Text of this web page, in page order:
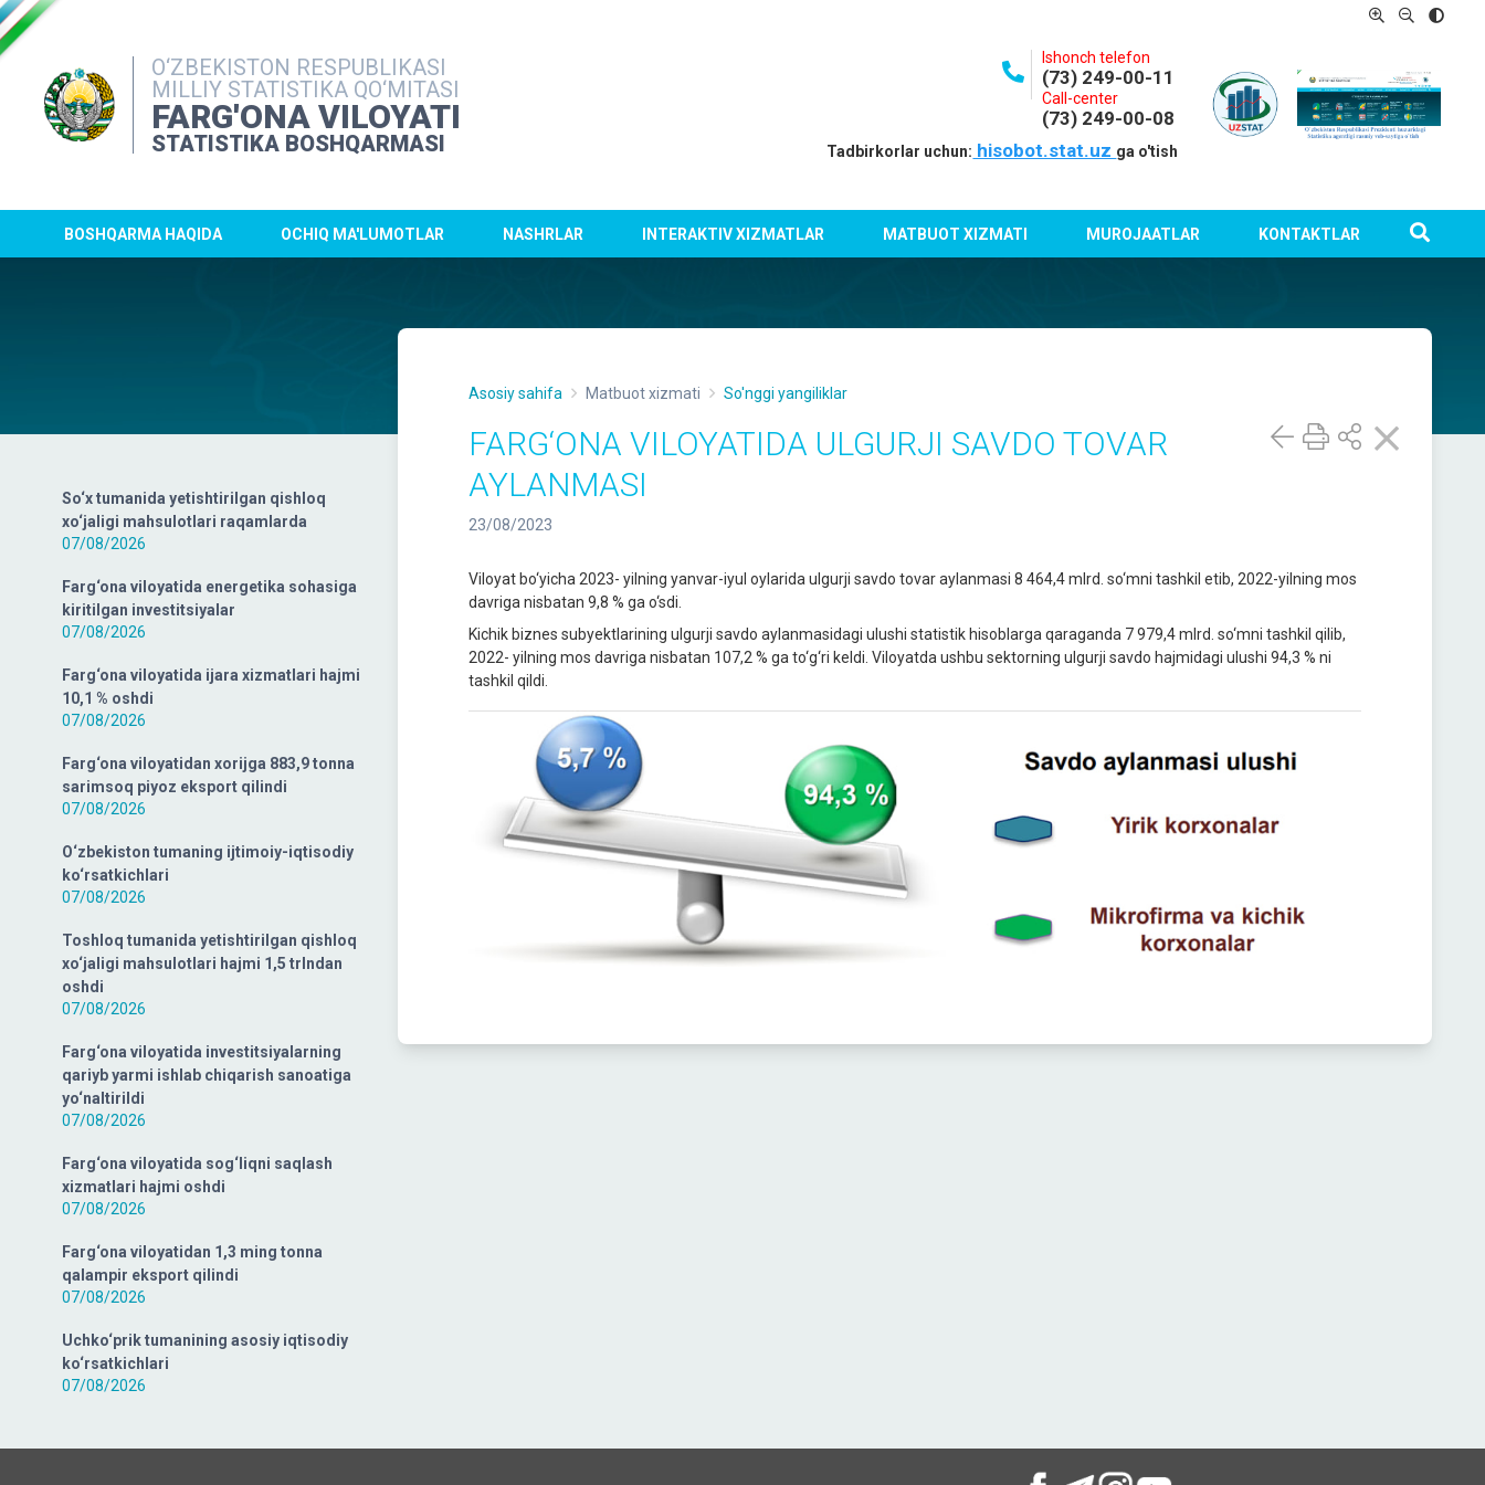
O‘ZBEKISTON RESPUBLIKASI
MILLIY STATISTIKA QO‘MITASI
FARG'ONA VILOYATI
STATISTIKA BOSHQARMASI
Ishonch telefon
(73) 249-00-11
Call-center
(73) 249-00-08
Tadbirkorlar uchun: hisobot.stat.uz ga o'tish
BOSHQARMA HAQIDA OCHIQ MA'LUMOTLAR NASHRLAR INTERAKTIV XIZMATLAR MATBUOT XIZMATI MUROJAATLAR KONTAKTLAR
So‘x tumanida yetishtirilgan qishloq
xo‘jaligi mahsulotlari raqamlarda
07/08/2026
Farg‘ona viloyatida energetika sohasiga
kiritilgan investitsiyalar
07/08/2026
Farg‘ona viloyatida ijara xizmatlari hajmi
10,1 % oshdi
07/08/2026
Farg‘ona viloyatidan xorijga 883,9 tonna
sarimsoq piyoz eksport qilindi
07/08/2026
O‘zbekiston tumaning ijtimoiy-iqtisodiy
ko‘rsatkichlari
07/08/2026
Toshloq tumanida yetishtirilgan qishloq
xo‘jaligi mahsulotlari hajmi 1,5 trlndan
oshdi
07/08/2026
Farg‘ona viloyatida investitsiyalarning
qariyb yarmi ishlab chiqarish sanoatiga
yo‘naltirildi
07/08/2026
Farg‘ona viloyatida sog‘liqni saqlash
xizmatlari hajmi oshdi
07/08/2026
Farg‘ona viloyatidan 1,3 ming tonna
qalampir eksport qilindi
07/08/2026
Uchko‘prik tumanining asosiy iqtisodiy
ko‘rsatkichlari
07/08/2026
Asosiy sahifa Matbuot xizmati So'nggi yangiliklar
FARG‘ONA VILOYATIDA ULGURJI SAVDO TOVAR
AYLANMASI
23/08/2023
Viloyat bo‘yicha 2023- yilning yanvar-iyul oylarida ulgurji savdo tovar aylanmasi 8 464,4 mlrd. so‘mni tashkil etib, 2022-yilning mos
davriga nisbatan 9,8 % ga o‘sdi.
Kichik biznes subyektlarining ulgurji savdo aylanmasidagi ulushi statistik hisoblarga qaraganda 7 979,4 mlrd. so‘mni tashkil qilib,
2022- yilning mos davriga nisbatan 107,2 % ga to‘g‘ri keldi. Viloyatda ushbu sektorning ulgurji savdo hajmidagi ulushi 94,3 % ni
tashkil qildi.